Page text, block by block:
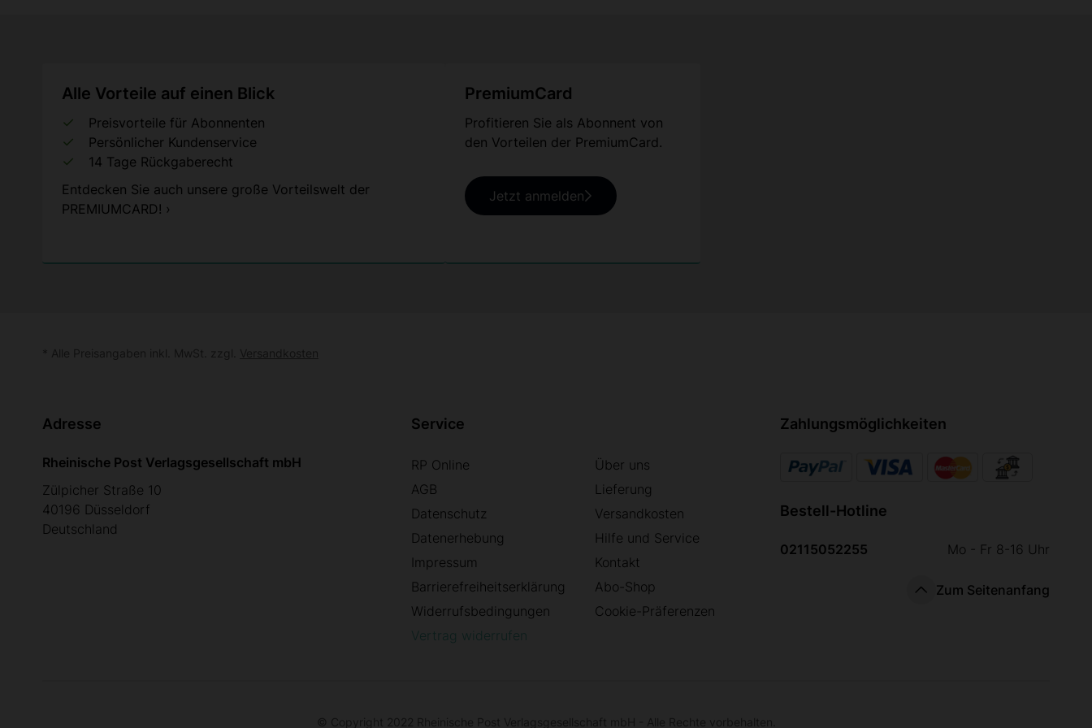
Alle Vorteile auf einen Blick
Preisvorteile für Abonnenten
Persönlicher Kundenservice
14 Tage Rückgaberecht
Entdecken Sie auch unsere große Vorteilswelt der
PREMIUMCARD! ›
PremiumCard
Profitieren Sie als Abonnent von
den Vorteilen der PremiumCard.
Jetzt anmelden
Adresse
Rheinische Post Verlagsgesellschaft mbH
Zülpicher Straße 10
40196 Düsseldorf
Deutschland
Service
RP Online
Über uns
AGB
Lieferung
Datenschutz
Versandkosten
Datenerhebung
Hilfe und Service
Impressum
Kontakt
Barrierefreiheitserklärung
Abo-Shop
Widerrufsbedingungen
Cookie-Präferenzen
Vertrag widerrufen
Zahlungsmöglichkeiten
Bestell-Hotline
02115052255 Mo - Fr 8-16 Uhr
Zum Seitenanfang